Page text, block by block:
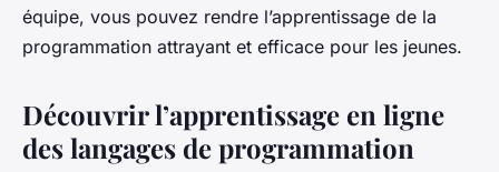
équipe, vous pouvez rendre l’apprentissage de la
programmation attrayant et efficace pour les jeunes.
Découvrir l’apprentissage en ligne
des langages de programmation